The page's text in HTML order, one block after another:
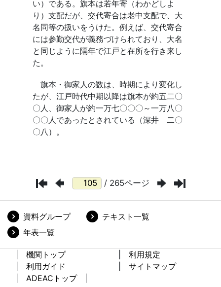
/ 265ページ
資料グループ
テキスト一覧
年表一覧
機関トップ
利用規定
利用ガイド
サイトマップ
ADEACトップ